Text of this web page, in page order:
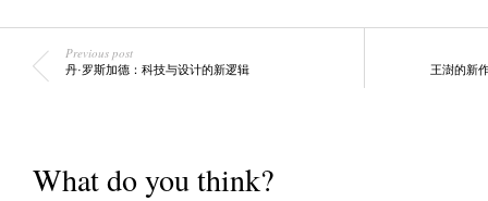
Previous post
丹·罗斯加德：科技与设计的新逻辑 王澍的新
What do you think?